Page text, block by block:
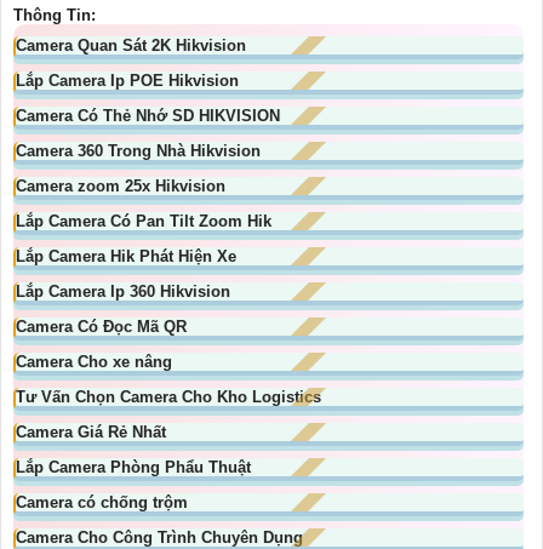
Thông Tin:
Camera Quan Sát 2K Hikvision
Lắp Camera Ip POE Hikvision
Camera Có Thẻ Nhớ SD HIKVISION
Camera 360 Trong Nhà Hikvision
Camera zoom 25x Hikvision
Lắp Camera Có Pan Tilt Zoom Hik
Lắp Camera Hik Phát Hiện Xe
Lắp Camera Ip 360 Hikvision
Camera Có Đọc Mã QR
Camera Cho xe nâng
Tư Vấn Chọn Camera Cho Kho Logistics
Camera Giá Rẻ Nhất
Lắp Camera Phòng Phẩu Thuật
Camera có chống trộm
Camera Cho Công Trình Chuyên Dụng